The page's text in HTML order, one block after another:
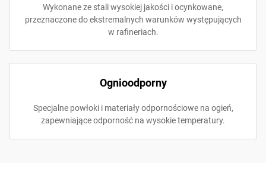
Wykonane ze stali wysokiej jakości i ocynkowane,
przeznaczone do ekstremalnych warunków występujących
w rafineriach.
Ognioodporny
Specjalne powłoki i materiały odpornościowe na ogień,
zapewniające odporność na wysokie temperatury.